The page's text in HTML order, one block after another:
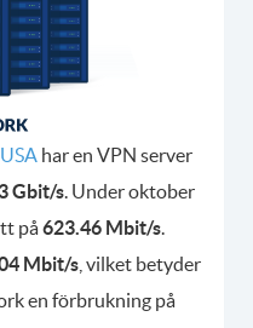
har en VPN server
3 Gbit/s. Under oktober
på623.46 Mbit/s.
Mbit/s , vilket betyder
en förbrukning på